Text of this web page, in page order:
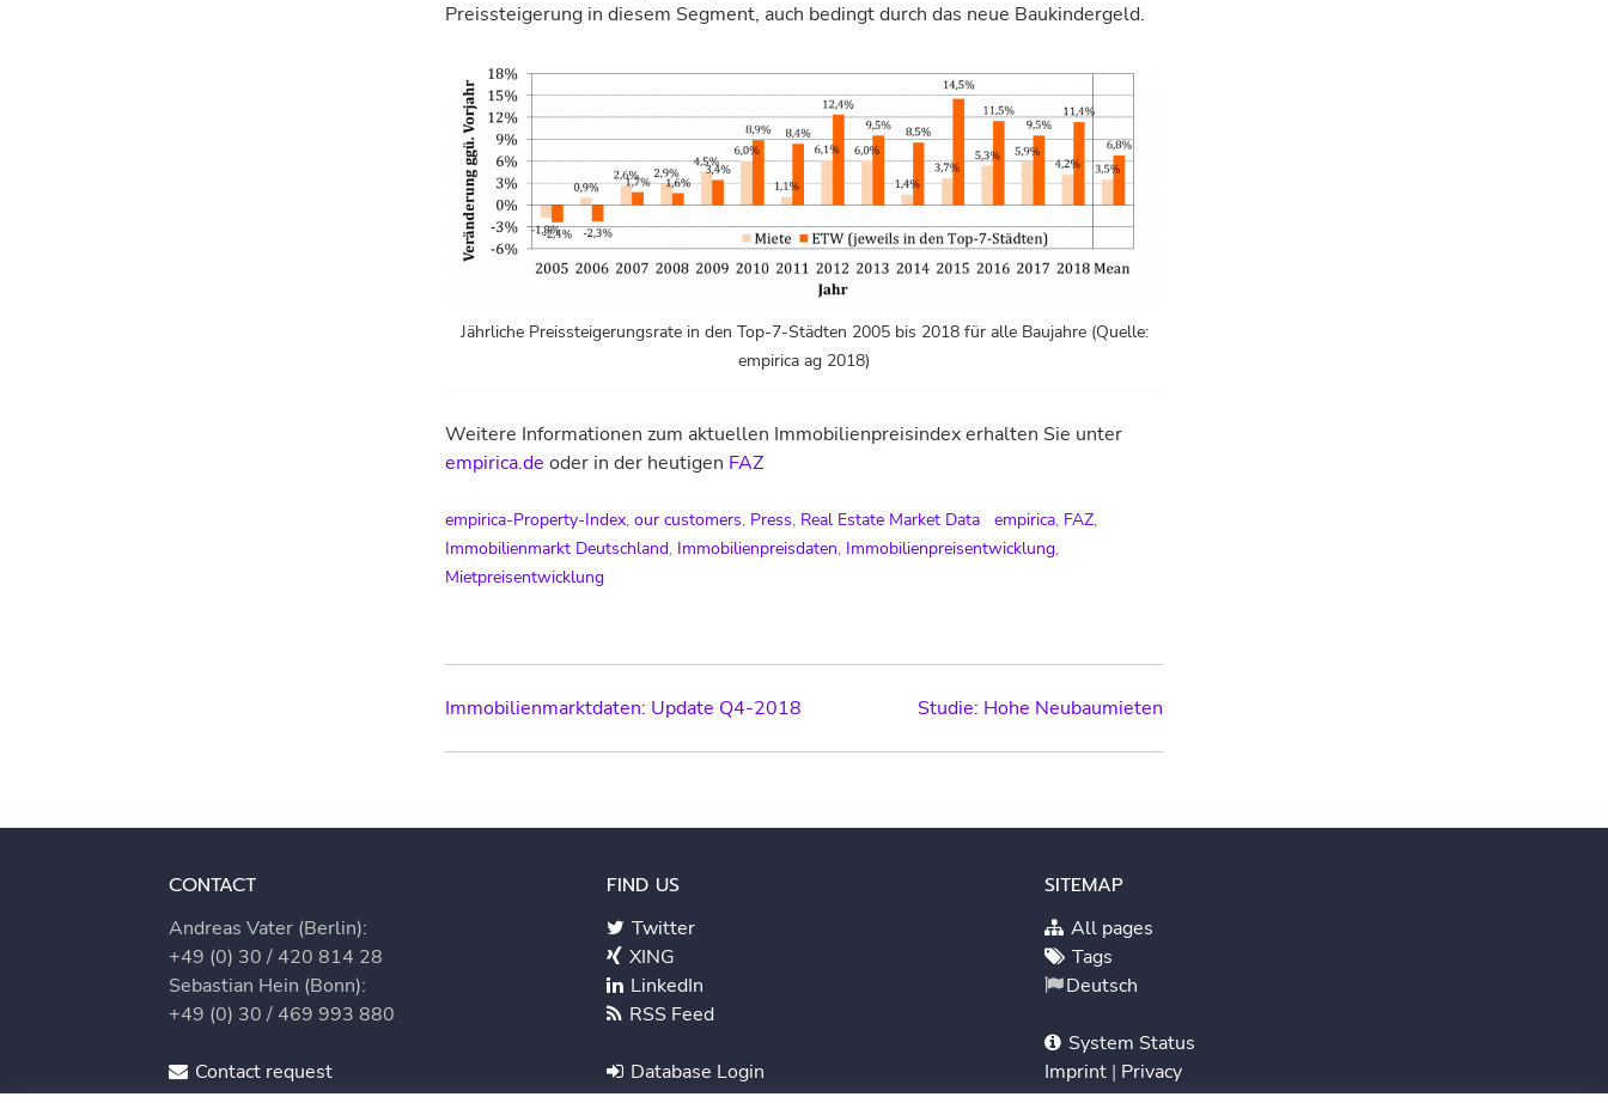
Preissteigerung in diesem Segment, auch bedingt durch das neue Baukindergeld.
Jährliche Preissteigerungsrate in den Top-7-Städten 2005 bis 2018 für alle Baujahre (Quelle:
empirica ag 2018)
Weitere Informationen zum aktuellen Immobilienpreisindex erhalten Sie unter
empirica.de oder in der heutigen FAZ
empirica-Property-Index, our customers, Press, Real Estate Market Data empirica, FAZ,
Immobilienmarkt Deutschland, Immobilienpreisdaten, Immobilienpreisentwicklung,
Mietpreisentwicklung
Post
Immobilienmarktdaten: Update Q4-2018 Studie: Hohe Neubaumieten
CONTACT
Andreas Vater (Berlin):
+49 (0) 30 / 420 814 28
Sebastian Hein (Bonn):
+49 (0) 30 / 469 993 880
Contact request
FIND US
Twitter
XING
LinkedIn
RSS Feed
Database Login
SITEMAP
All pages
Tags
Deutsch
System Status
Imprint | Privacy